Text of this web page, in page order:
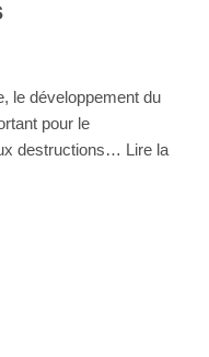
le développement du
pour le
destructions… Lire la